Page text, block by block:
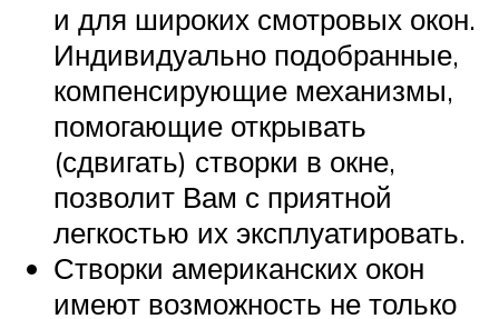
и для широких смотровых окон.
Индивидуально подобранные,
компенсирующие механизмы,
помогающие открывать
(сдвигать) створки в окне,
позволит Вам с приятной
легкостью их эксплуатировать.
Створки американских окон
имеют возможность не только